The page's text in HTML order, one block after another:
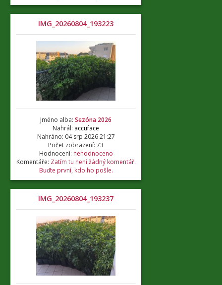
IMG_20260804_193223
Jméno alba: Sezóna 2026
Nahrál: accuface
Nahráno: 04 srp 2026 21:27
Počet zobrazení: 73
Hodnocení: nehodnoceno
Komentáře: Zatím tu není žádný komentář.
Buďte první, kdo ho pošle.
IMG_20260804_193237